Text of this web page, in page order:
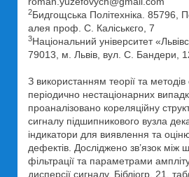
2Бидгощська Політехніка. 85796,
алея проф. С. Каліськєго, 7
3Національний університет
79013, м. Львів, вул. С. Бандери,
З використанням теорії та методів
періодично нестаціонарних
проаналізовано кореляційну
сигналу підшипникового вузла
індикатори для виявлення та
дефектів. Досліджено зв’язок між
фільтрації та параметрами
дисперсії сигналу. Бібліогр. 21,